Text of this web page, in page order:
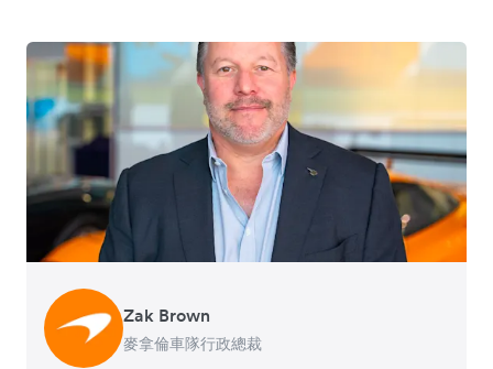
Zak Brown
麥拿倫車隊行政總裁
Jack Zhang
Airwallex 行政總裁兼聯合創辦人